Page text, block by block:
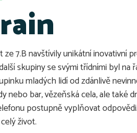
7.B navštívily unikátní inovativní
skupiny se svými třídními byl
mladých lidí od zdánlivě
bar, vězeňská cela, ale
postupně vyplňovat
život.